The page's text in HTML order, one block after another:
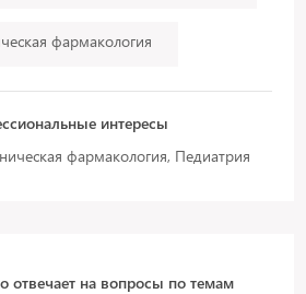
фармакология
интересы
фармакология, Педиатрия
отвечает на вопросы по темам